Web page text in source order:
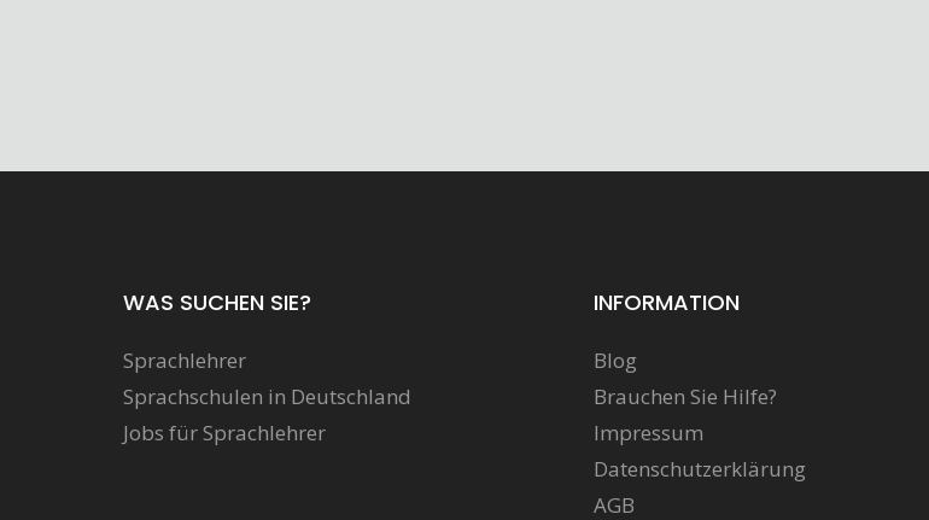
WAS SUCHEN SIE?
Sprachlehrer
Sprachschulen in Deutschland
Jobs für Sprachlehrer
INFORMATION
Blog
Brauchen Sie Hilfe?
Impressum
Datenschutzerklärung
AGB